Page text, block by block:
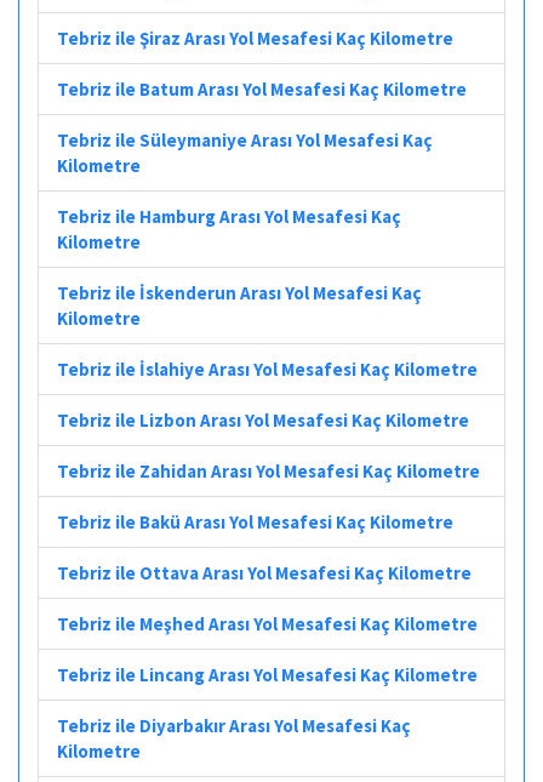
Tebriz ile Şiraz Arası Yol Mesafesi Kaç Kilometre
Tebriz ile Batum Arası Yol Mesafesi Kaç Kilometre
Tebriz ile Süleymaniye Arası Yol Mesafesi Kaç
Kilometre
Tebriz ile Hamburg Arası Yol Mesafesi Kaç
Kilometre
Tebriz ile İskenderun Arası Yol Mesafesi Kaç
Kilometre
Tebriz ile İslahiye Arası Yol Mesafesi Kaç Kilometre
Tebriz ile Lizbon Arası Yol Mesafesi Kaç Kilometre
Tebriz ile Zahidan Arası Yol Mesafesi Kaç Kilometre
Tebriz ile Bakü Arası Yol Mesafesi Kaç Kilometre
Tebriz ile Ottava Arası Yol Mesafesi Kaç Kilometre
Tebriz ile Meşhed Arası Yol Mesafesi Kaç Kilometre
Tebriz ile Lincang Arası Yol Mesafesi Kaç Kilometre
Tebriz ile Diyarbakır Arası Yol Mesafesi Kaç
Kilometre